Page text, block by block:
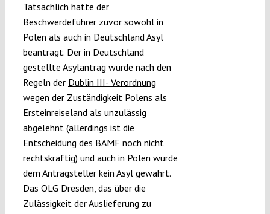
Tatsächlich hatte der
Beschwerdeführer zuvor sowohl in
Polen als auch in Deutschland Asyl
beantragt. Der in Deutschland
gestellte Asylantrag wurde nach den
Regeln der Dublin III- Verordnung
wegen der Zuständigkeit Polens als
Ersteinreiseland als unzulässig
abgelehnt (allerdings ist die
Entscheidung des BAMF noch nicht
rechtskräftig) und auch in Polen wurde
dem Antragsteller kein Asyl gewährt.
Das OLG Dresden, das über die
Zulässigkeit der Auslieferung zu